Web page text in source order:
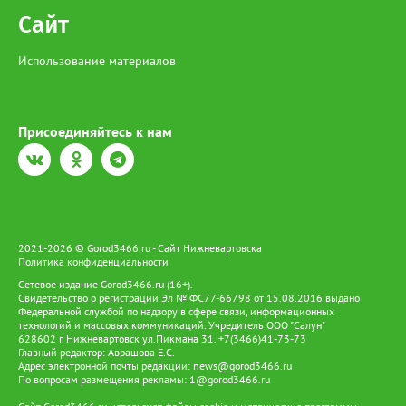
Сайт
Использование материалов
Присоединяйтесь к нам
2021-2026 © Gorod3466.ru - Сайт Нижневартовска
Политика конфиденциальности
Сетевое издание Gorod3466.ru (16+).
Свидетельство о регистрации Эл № ФС77-66798 от 15.08.2016 выдано
Федеральной службой по надзору в сфере связи, информационных
технологий и массовых коммуникаций. Учредитель ООО "Салун"
628602 г. Нижневартовск ул.Пикмана 31. +7(3466)41-73-73
Главный редактор: Аврашова Е.С.
Адрес электронной почты редакции: news@gorod3466.ru
По вопросам размещения рекламы: 1@gorod3466.ru